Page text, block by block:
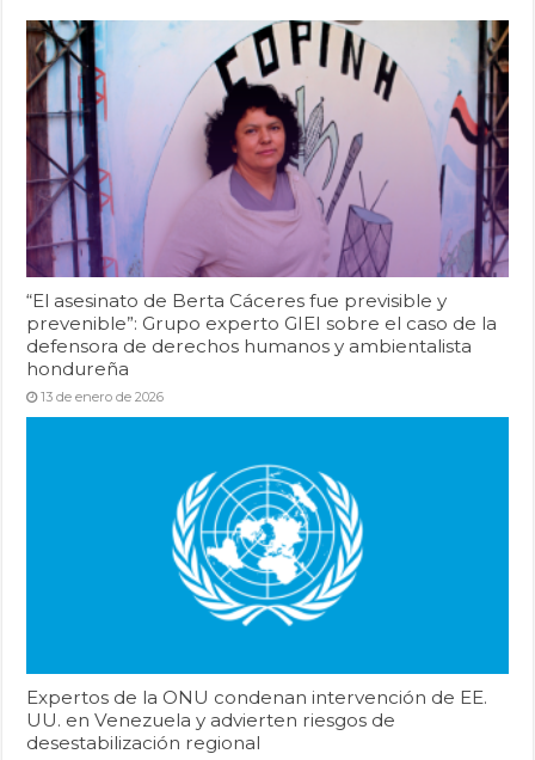
“El asesinato de Berta Cáceres fue previsible y
prevenible”: Grupo experto GIEI sobre el caso de la
defensora de derechos humanos y ambientalista
hondureña
13 de enero de 2026
Expertos de la ONU condenan intervención de EE.
UU. en Venezuela y advierten riesgos de
desestabilización regional